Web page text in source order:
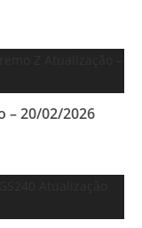
– 20/02/2026